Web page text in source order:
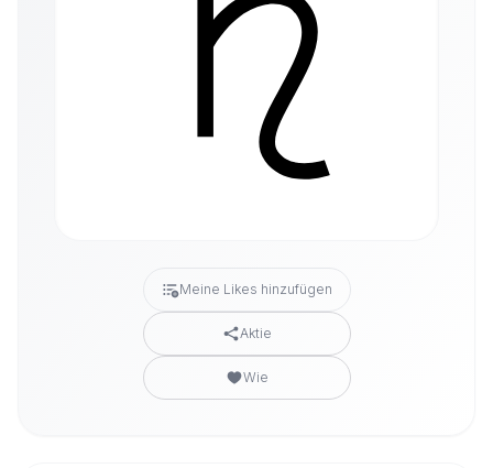
Meine Likes hinzufügen
Aktie
Wie